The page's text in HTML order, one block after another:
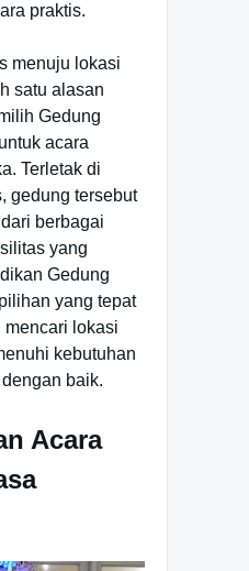
praktis.
menuju lokasi
satu alasan
Gedung
acara
Terletak di
gedung tersebut
berbagai
yang
Gedung
yang tepat
mencari lokasi
kebutuhan
baik.
Acara